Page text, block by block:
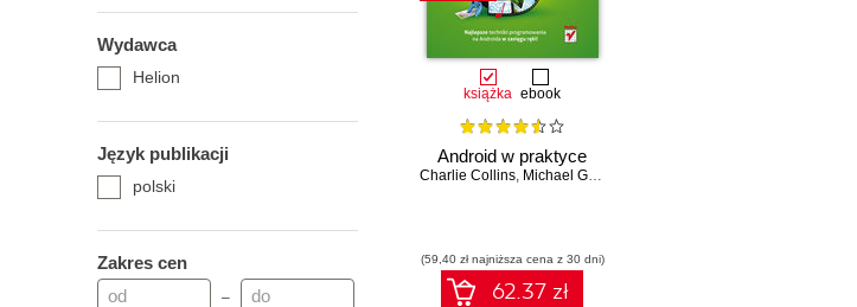
Wydawca
Helion
Język publikacji
polski
Zakres cen
–
książka ebook
Android w praktyce
Charlie Collins, Michael Galpin
(59,40 zł najniższa cena z 30 dni)
62.37 zł